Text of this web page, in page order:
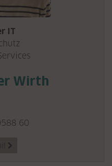
IT
Wirth
60
